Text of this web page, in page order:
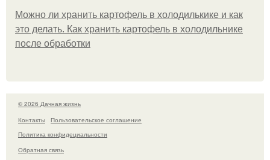
Можно ли хранить картофель в холодилькике и как
это делать. Как хранить картофель в холодильнике
после обработки
© 2026 Дачная жизнь
Контакты
Пользовательское соглашение
Политика конфидециальности
Обратная связь